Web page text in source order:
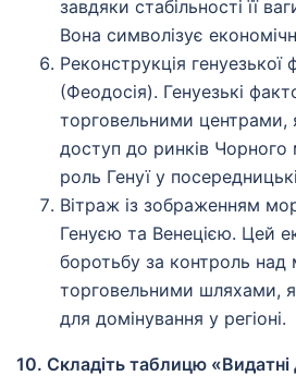
завдяки стабільності її
Вона символізує
Реконструкція генуезької
(Феодосія). Генуезькі
торговельними центрами,
доступ до ринків
роль Генуї у
Вітраж із зображенням
Генуєю та Венецією. Цей
боротьбу за контроль
торговельними шляхами,
для домінування у регіоні.
10. Складіть таблицю «Видатні